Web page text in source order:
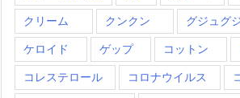
クリーム クンクン グジュグ
ケロイド ゲップ コットン
コレステロール コロナウイルス